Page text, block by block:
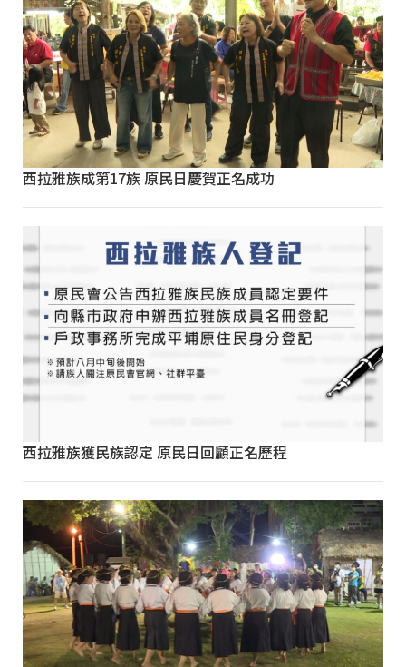
西拉雅族成第17族 原民日慶賀正名成功
西拉雅族獲民族認定 原民日回顧正名歷程